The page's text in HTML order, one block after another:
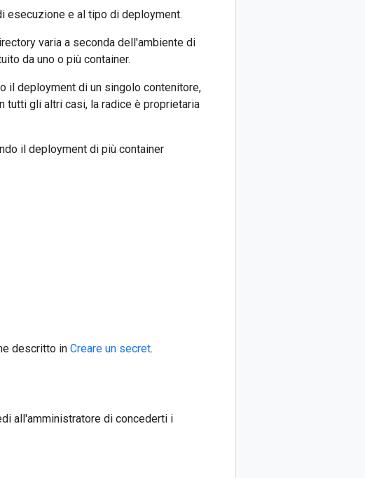
esecuzione e al tipo di deployment.
varia a seconda dell'ambiente di
da uno o più container.
il deployment di un singolo contenitore,
tutti gli altri casi, la radice è proprietaria
il deployment di più container
descritto in Creare un secret.
all'amministratore di concederti i